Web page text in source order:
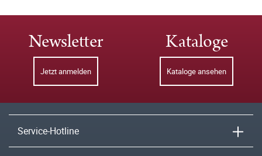
Newsletter
Jetzt anmelden
Kataloge
Kataloge ansehen
Service-Hotline